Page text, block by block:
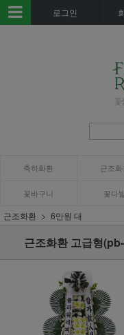
로그인
축하화환 근조화
꽃바구니 꽃다
근조화환 6만원 대
근조화환 고급형